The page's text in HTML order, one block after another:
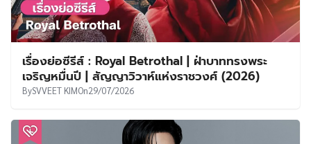
เรื่องย่อซีรีส์ : Royal Betrothal | ฝ่าบาททรงพระ
เจริญหมื่นปี | สัญญาวิวาห์แห่งราชวงศ์ (2026)
BySVVEET KIMOn29/07/2026